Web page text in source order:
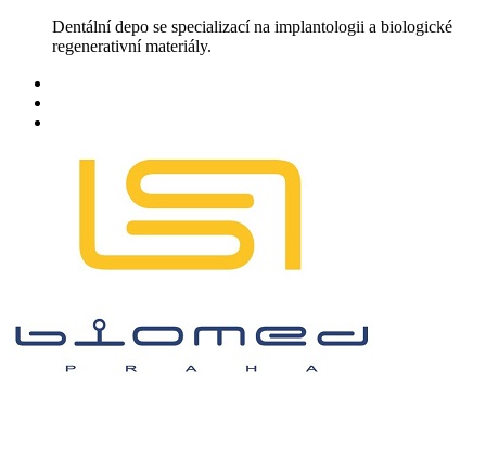
Dentální depo se specializací na implantologii a biologické
regenerativní materiály.